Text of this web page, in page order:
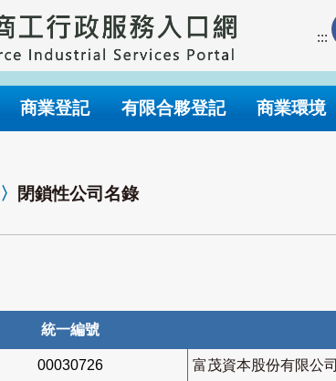
:::
商業登記 有限合夥登記 商業環境
〉 閉鎖性公司名錄
統一編號
00030726 富茂資本股份有限公司